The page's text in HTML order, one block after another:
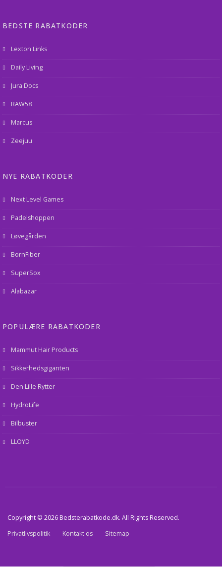
BEDSTE RABATKODER
Lexton Links
Daily Living
Jura Docs
RAW58
Marcus
Zeejuu
NYE RABATKODER
Next Level Games
Padelshoppen
Løvegården
BornFiber
SuperSox
Alabazar
POPULÆRE RABATKODER
Mammut Hair Products
Sikkerhedsgiganten
Den Lille Rytter
HydroLife
Bilbuster
LLOYD
Copyright © 2026 Bedsterabatkode.dk. All Rights Reserved.
Privatlivspolitik
Kontakt os Sitemap